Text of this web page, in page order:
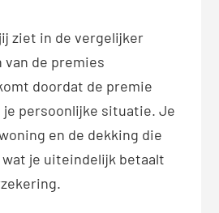
ziet in de vergelijker
van de premies
doordat de premie
je persoonlijke situatie. Je
en de dekking die
je uiteindelijk betaalt